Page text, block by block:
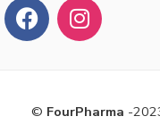
© FourPharma -